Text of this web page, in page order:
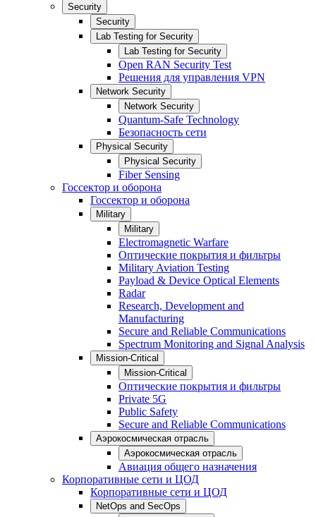
Security
Security
Lab Testing for Security
Lab Testing for Security
Open RAN Security Test
Решения для управления VPN
Network Security
Network Security
Quantum-Safe Technology
Безопасность сети
Physical Security
Physical Security
Fiber Sensing
Госсектор и оборона
Госсектор и оборона
Military
Military
Electromagnetic Warfare
Оптические покрытия и фильтры
Military Aviation Testing
Payload & Device Optical Elements
Radar
Research, Development and
Manufacturing
Secure and Reliable Communications
Spectrum Monitoring and Signal Analysis
Mission-Critical
Mission-Critical
Оптические покрытия и фильтры
Private 5G
Public Safety
Secure and Reliable Communications
Аэрокосмическая отрасль
Аэрокосмическая отрасль
Авиация общего назначения
Корпоративные сети и ЦОД
Корпоративные сети и ЦОД
NetOps and SecOps